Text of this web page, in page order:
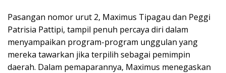
Pasangan nomor urut 2, Maximus Tipagau dan Peggi
Patrisia Pattipi, tampil penuh percaya diri dalam
menyampaikan program-program unggulan yang
mereka tawarkan jika terpilih sebagai pemimpin
daerah. Dalam pemaparannya, Maximus menegaskan